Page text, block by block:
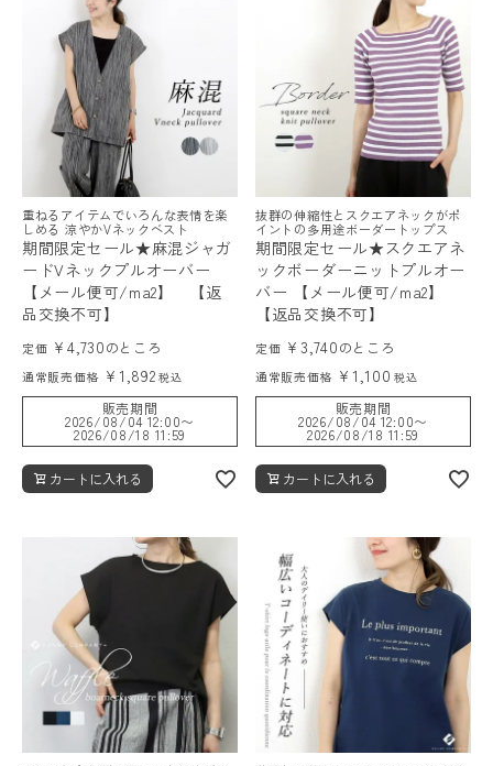
重ねるアイテムでいろんな表情を楽
しめる 涼やかVネックベスト
期間限定セール★麻混ジャガ
ードVネックプルオーバー
【メール便可/ma2】 【返
品交換不可】
定価 ¥4,730のところ
通常販売価格 ¥ 1,892 税込
販売期間
2026/08/04 12:00〜
2026/08/18 11:59
カートに入れる
抜群の伸縮性とスクエアネックがポ
イントの多用途ボーダートップス
期間限定セール★スクエアネ
ックボーダーニットプルオー
バー 【メール便可/ma2】
【返品交換不可】
定価 ¥3,740のところ
通常販売価格 ¥ 1,100 税込
販売期間
2026/08/04 12:00〜
2026/08/18 11:59
カートに入れる